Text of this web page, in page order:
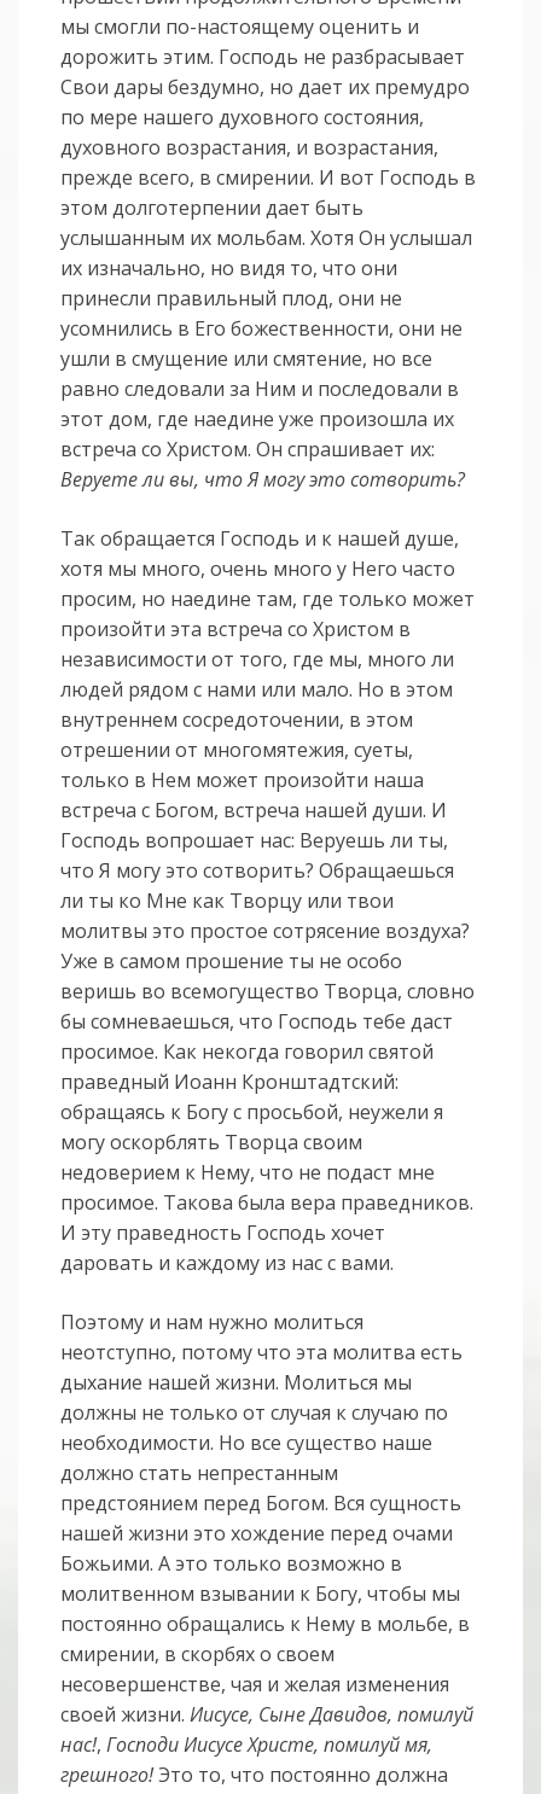
мы смогли по-настоящему оценить и
дорожить этим. Господь не разбрасывает
Свои дары бездумно, но дает их премудро
по мере нашего духовного состояния,
духовного возрастания, и возрастания,
прежде всего, в смирении. И вот Господь в
этом долготерпении дает быть
услышанным их мольбам. Хотя Он услышал
их изначально, но видя то, что они
принесли правильный плод, они не
усомнились в Его божественности, они не
ушли в смущение или смятение, но все
равно следовали за Ним и последовали в
этот дом, где наедине уже произошла их
встреча со Христом. Он спрашивает их:
Веруете ли вы, что Я могу это сотворить?
Так обращается Господь и к нашей душе,
хотя мы много, очень много у Него часто
просим, но наедине там, где только может
произойти эта встреча со Христом в
независимости от того, где мы, много ли
людей рядом с нами или мало. Но в этом
внутреннем сосредоточении, в этом
отрешении от многомятежия, суеты,
только в Нем может произойти наша
встреча с Богом, встреча нашей души. И
Господь вопрошает нас: Веруешь ли ты,
что Я могу это сотворить? Обращаешься
ли ты ко Мне как Творцу или твои
молитвы это простое сотрясение воздуха?
Уже в самом прошение ты не особо
веришь во всемогущество Творца, словно
бы сомневаешься, что Господь тебе даст
просимое. Как некогда говорил святой
праведный Иоанн Кронштадтский:
обращаясь к Богу с просьбой, неужели я
могу оскорблять Творца своим
недоверием к Нему, что не подаст мне
просимое. Такова была вера праведников.
И эту праведность Господь хочет
даровать и каждому из нас с вами.
Поэтому и нам нужно молиться
неотступно, потому что эта молитва есть
дыхание нашей жизни. Молиться мы
должны не только от случая к случаю по
необходимости. Но все существо наше
должно стать непрестанным
предстоянием перед Богом. Вся сущность
нашей жизни это хождение перед очами
Божьими. А это только возможно в
молитвенном взывании к Богу, чтобы мы
постоянно обращались к Нему в мольбе, в
смирении, в скорбях о своем
несовершенстве, чая и желая изменения
своей жизни.Иисусе, Сыне Давидов, помилуй
нас!,Господи Иисусе Христе, помилуй мя,
грешного!Это то, что постоянно должна